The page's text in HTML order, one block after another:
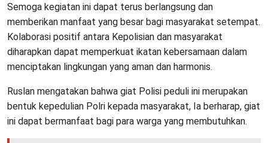
Semoga kegiatan ini dapat terus berlangsung dan
memberikan manfaat yang besar bagi masyarakat setempat.
Kolaborasi positif antara Kepolisian dan masyarakat
diharapkan dapat memperkuat ikatan kebersamaan dalam
menciptakan lingkungan yang aman dan harmonis.
Ruslan mengatakan bahwa giat Polisi peduli ini merupakan
bentuk kepedulian Polri kepada masyarakat, Ia berharap, giat
ini dapat bermanfaat bagi para warga yang membutuhkan.